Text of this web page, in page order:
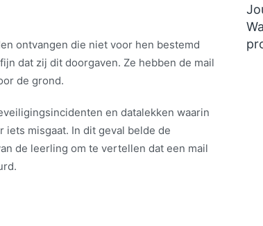
ontvangen die niet voor hen bestemd
dat zij dit doorgaven. Ze hebben de mail
de grond.
en datalekken waarin
iets misgaat. In dit geval belde de
de leerling om te vertellen dat een mail